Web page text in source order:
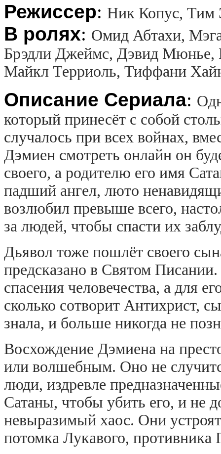
Режиссер: Ник Копус, Тим
В ролях: Омид Абтахи,
Брэдли Джеймс, Дэвид Мюнье,
Майкл Терриоль, Тиффани
Описание Сериала:
который принесёт с собой
случалось при всех войнах,
Дэмиен смотреть онлайн он
своего, а родителю его имя
падший ангел, люто
возлюбил превыше всего,
за людей, чтобы спасти их
Дьявол тоже пошлёт своего
предсказано в Святом
спасения человечества, а для
сколько сотворит Антихрист,
знала, и больше никогда не
Восхождение Дэмиена на
или волшебным. Оно не
люди, издревле
Сатаны, чтобы убить его, и не
невыразимый хаос. Они
потомка Лукавого, противника